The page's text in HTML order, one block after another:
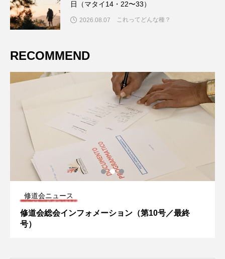
日（マタイ14・22〜33）
2026.08.07 これってどんな種？
RECOMMEND
修道会ニュース
修道会総会インフォメーション（第10号／最終
号）